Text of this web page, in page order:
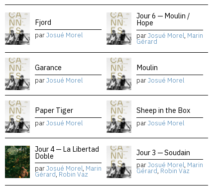
Fjord
parJosué Morel
Jour 6 — Moulin /
Hope
parJosué Morel, Marin
Gérard
Garance
parJosué Morel
Moulin
parJosué Morel
Paper Tiger
parJosué Morel
Sheep in the Box
parJosué Morel
Jour 4 — La Libertad
Doble
parJosué Morel, Marin
Gérard, Robin Vaz
Jour 3 — Soudain
parJosué Morel, Marin
Gérard, Robin Vaz